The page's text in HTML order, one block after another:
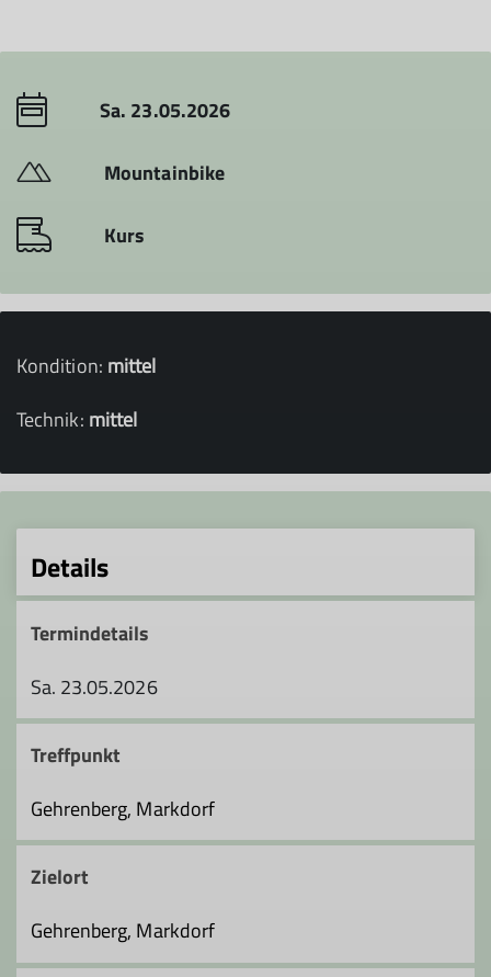
Sa. 23.05.2026
Mountainbike
Kurs
Kondition: mittel
Technik: mittel
Details
Termindetails
Sa. 23.05.2026
Treffpunkt
Gehrenberg, Markdorf
Zielort
Gehrenberg, Markdorf